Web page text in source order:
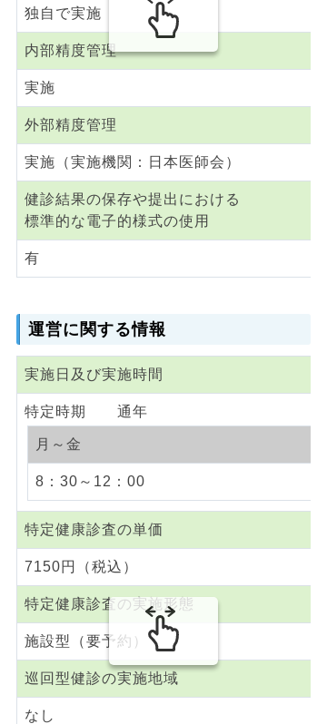
独自で実施
内部精度管理
実施
外部精度管理
実施（実施機関：日本医師会）
健診結果の保存や提出における
標準的な電子的様式の使用
有
運営に関する情報
実施日及び実施時間
特定時期 通年
月～金
8：30～12：00
特定健康診査の単価
7150円（税込）
特定健康診査の実施形態
施設型（要予約）
巡回型健診の実施地域
なし